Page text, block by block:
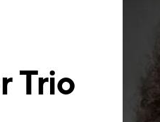
Trio